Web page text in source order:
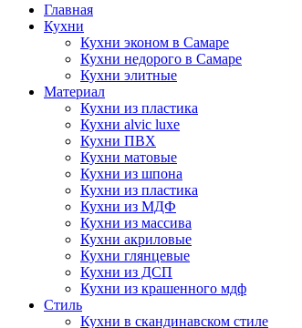
Главная
Кухни
Кухни эконом в Самаре
Кухни недорого в Самаре
Кухни элитные
Материал
Кухни из пластика
Кухни alvic luxe
Кухни ПВХ
Кухни матовые
Кухни из шпона
Кухни из пластика
Кухни из МДФ
Кухни из массива
Кухни акриловые
Кухни глянцевые
Кухни из ДСП
Кухни из крашенного мдф
Стиль
Кухни в скандинавском стиле